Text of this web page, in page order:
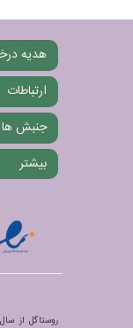
هدیه
ارتباطات
جنبش ها
بیشتر